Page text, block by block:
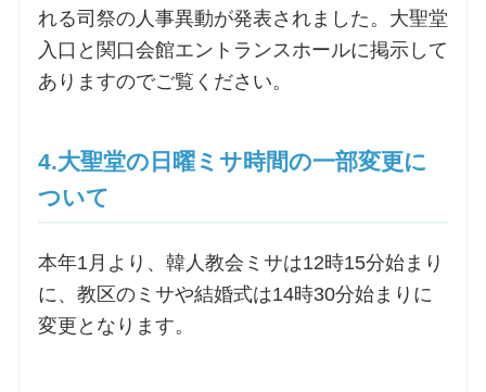
交通・アクセス
れる司祭の人事異動が発表されました。大聖堂
入口と関口会館エントランスホールに掲示して
ありますのでご覧ください。
4.大聖堂の日曜ミサ時間の一部変更に
ついて
本年1月より、韓人教会ミサは12時15分始まり
に、教区のミサや結婚式は14時30分始まりに
変更となります。